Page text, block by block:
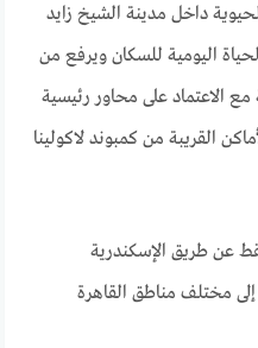
داخل مدينة الشيخ زايد
اليومية للسكان ويرفع من
الاعتماد على محاور رئيسية
القريبة من كمبوند لاكولينا
حوالي 5 دقائق فقط عن طريق الإسكندرية
مختلف مناطق القاهرة